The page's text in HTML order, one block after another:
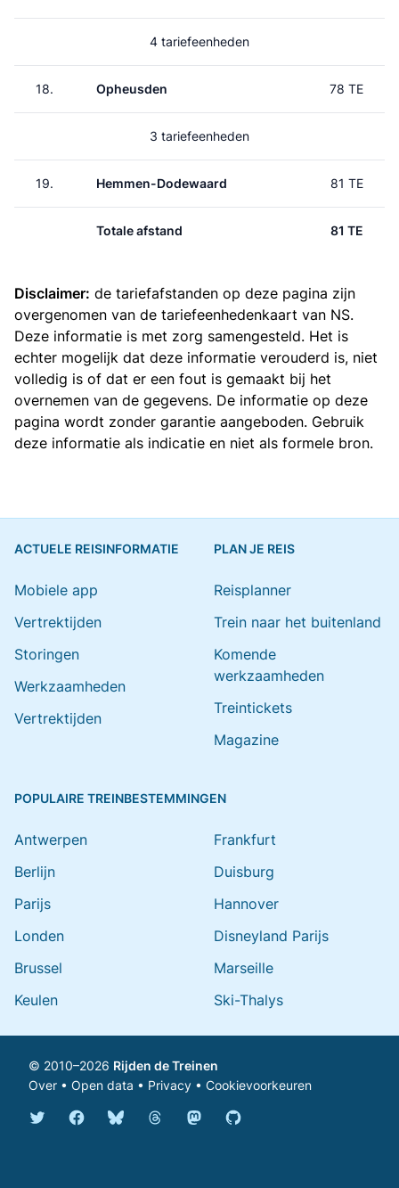
4 tariefeenheden
18. Opheusden 78 TE
3 tariefeenheden
19. Hemmen-Dodewaard 81 TE
Totale afstand 81 TE
Disclaimer: de tariefafstanden op deze pagina zijn
overgenomen van de tariefeenhedenkaart van NS.
Deze informatie is met zorg samengesteld. Het is
echter mogelijk dat deze informatie verouderd is, niet
volledig is of dat er een fout is gemaakt bij het
overnemen van de gegevens. De informatie op deze
pagina wordt zonder garantie aangeboden. Gebruik
deze informatie als indicatie en niet als formele bron.
ACTUELE REISINFORMATIE
Mobiele app
Vertrektijden
Storingen
Werkzaamheden
Vertrektijden
PLAN JE REIS
Reisplanner
Trein naar het buitenland
Komende
werkzaamheden
Treintickets
Magazine
POPULAIRE TREINBESTEMMINGEN
Antwerpen
Berlijn
Parijs
Londen
Brussel
Keulen
Frankfurt
Duisburg
Hannover
Disneyland Parijs
Marseille
Ski-Thalys
© 2010–2026 Rijden de Treinen
Over • Open data • Privacy • Cookievoorkeuren